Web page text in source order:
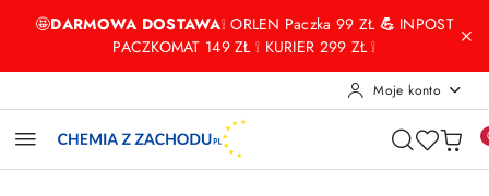
Przejdź do treści głównej
Przejdź do wyszukiwarki
Przejdź do moje konto
Przejdź do menu głównego
Przejdź do stopki
🤩DARMOWA DOSTAWA❕ ORLEN Paczka 99 ZŁ💪 INPOST
PACZKOMAT 149 ZŁ ❕ KURIER 299 ZŁ ❕
Moje konto